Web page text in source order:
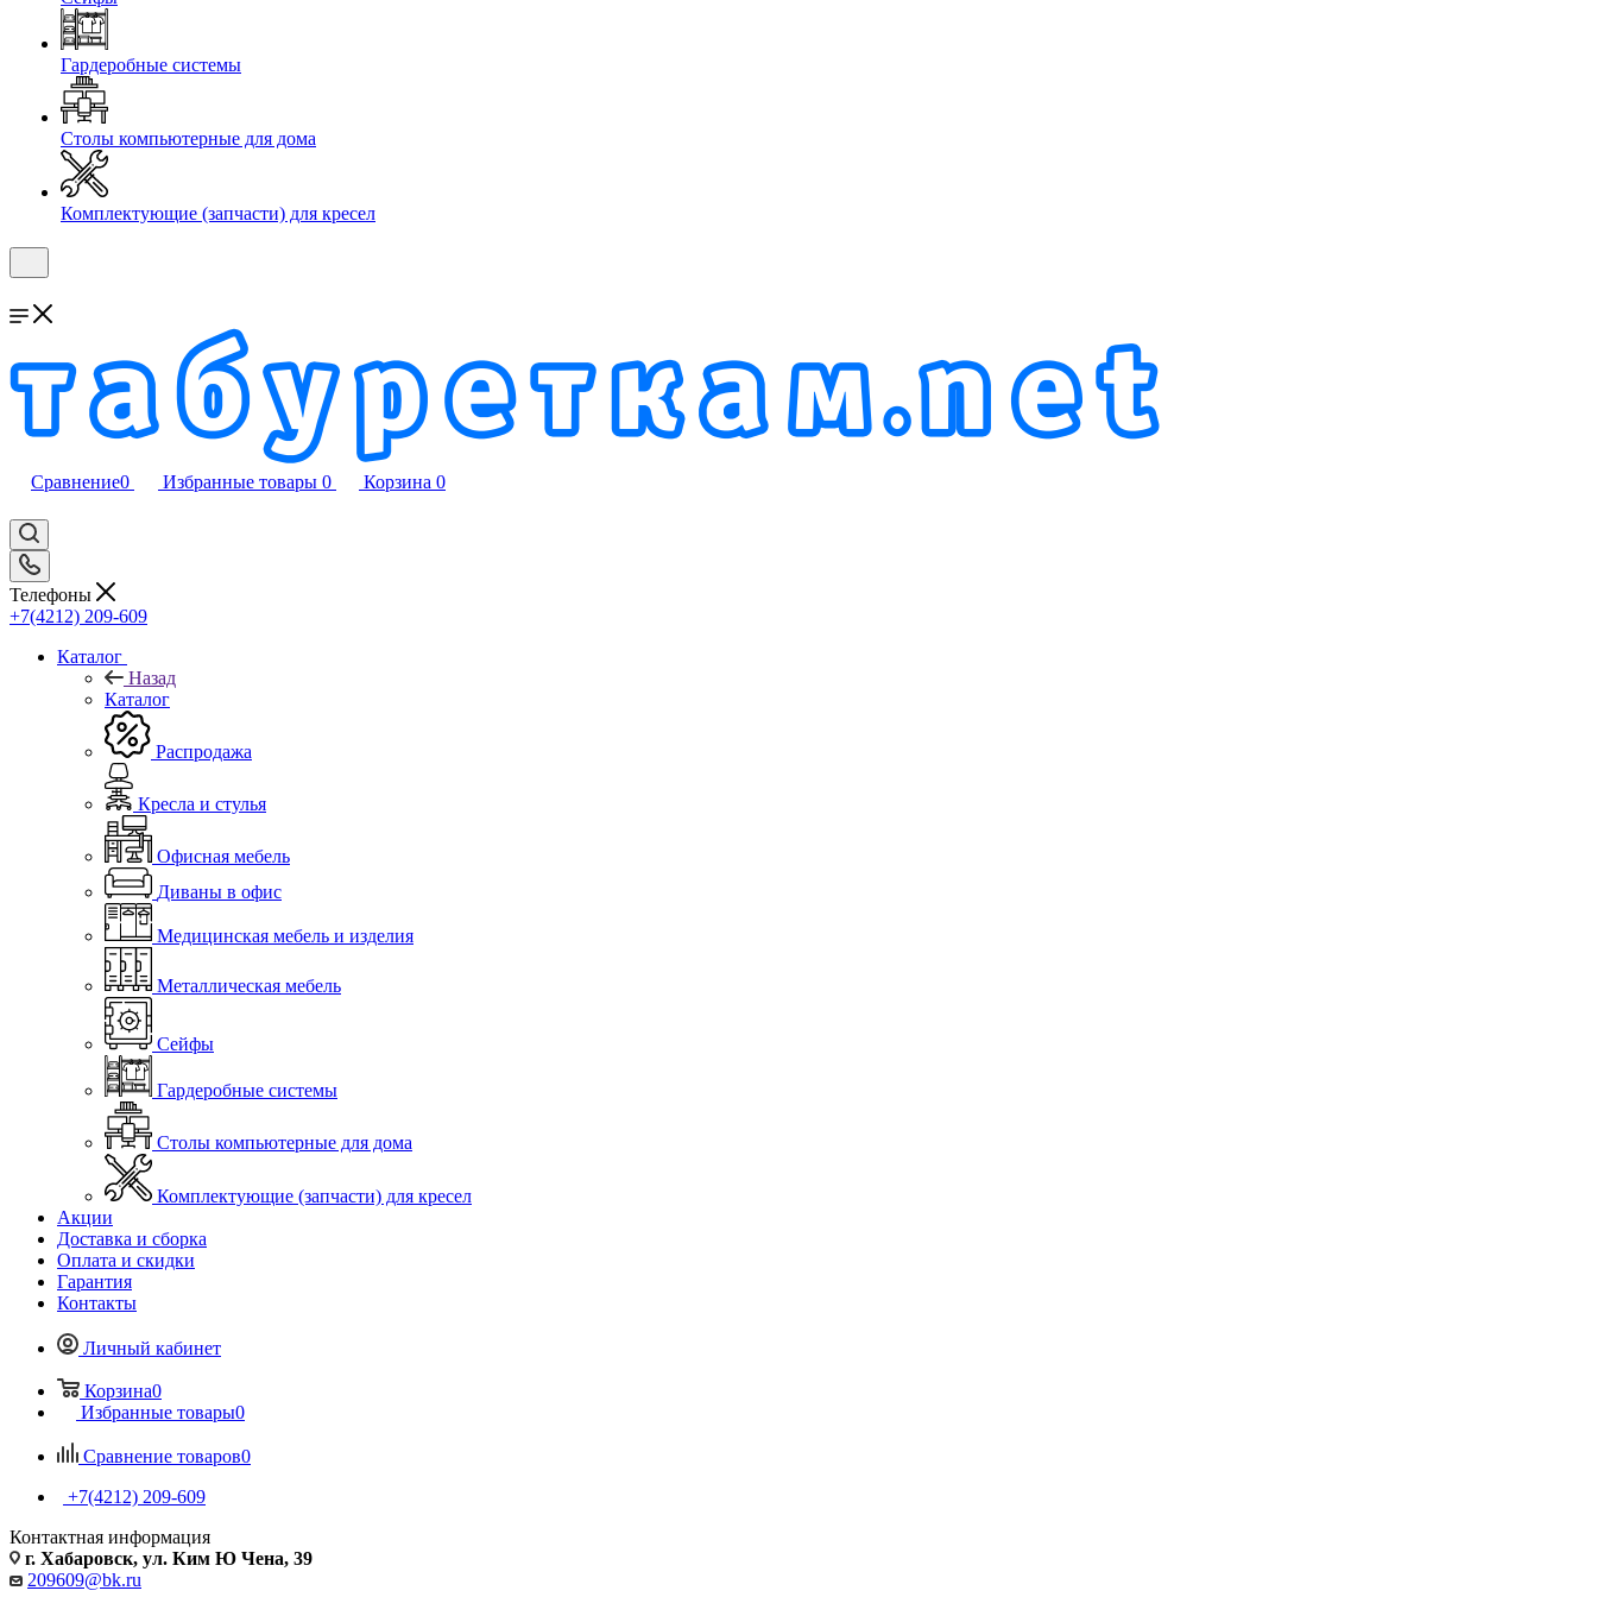
Гардеробные системы
Столы компьютерные для дома
Комплектующие (запчасти) для кресел
Сравнение0 Избранные товары 0 Корзина 0
Телефоны
+7(4212) 209-609
Каталог
Назад
Каталог
Распродажа
Кресла и стулья
Офисная мебель
Диваны в офис
Медицинская мебель и изделия
Металлическая мебель
Сейфы
Гардеробные системы
Столы компьютерные для дома
Комплектующие (запчасти) для кресел
Акции
Доставка и сборка
Оплата и скидки
Гарантия
Контакты
Личный кабинет
Корзина0
Избранные товары0
Сравнение товаров0
+7(4212) 209-609
Контактная информация
г. Хабаровск, ул. Ким Ю Чена, 39
209609@bk.ru